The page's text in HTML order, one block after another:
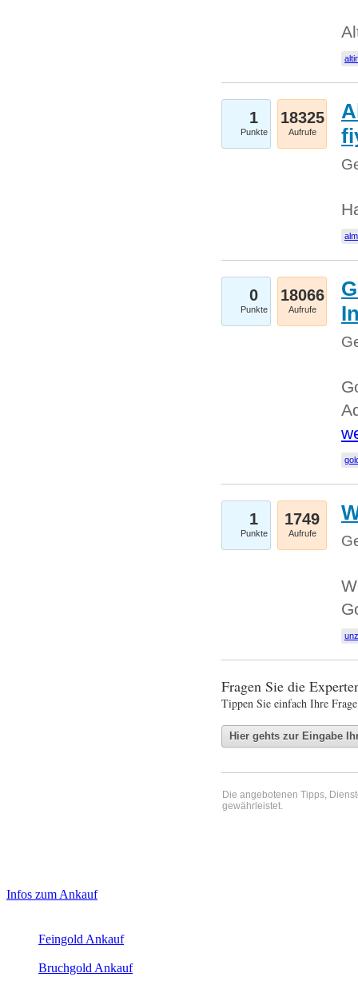
1
Punkte
18325
Aufrufe
0
Punkte
18066
Aufrufe
1
Punkte
1749
Aufrufe
Fragen Sie die
Tippen Sie einfach Ihre
Die angebotenen Tipps,
gewährleistet.
Sidebar
Infos zum Ankauf
Feingold Ankauf
Bruchgold Ankauf